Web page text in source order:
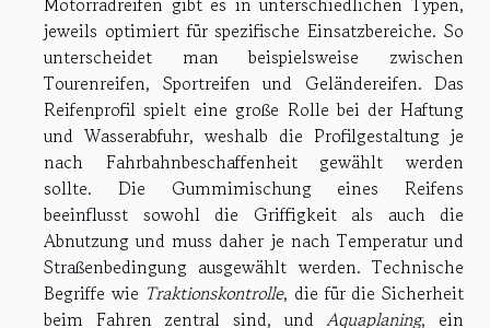
jeweils optimiert für spezifische Einsatzbereiche. So
unterscheidet man beispielsweise zwischen
Tourenreifen, Sportreifen und Geländereifen. Das
Reifenprofil spielt eine große Rolle bei der Haftung
und Wasserabfuhr, weshalb die Profilgestaltung je
nach Fahrbahnbeschaffenheit gewählt werden
sollte. Die Gummimischung eines Reifens
beeinflusst sowohl die Griffigkeit als auch die
Abnutzung und muss daher je nach Temperatur und
Straßenbedingung ausgewählt werden. Technische
Begriffe wie Traktionskontrolle, die für die Sicherheit
beim Fahren zentral sind, undAquaplaning, ein